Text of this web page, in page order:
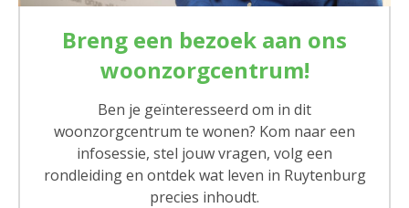
Breng een bezoek aan ons
woonzorgcentrum!
Ben je geïnteresseerd om in dit
woonzorgcentrum te wonen? Kom naar een
infosessie, stel jouw vragen, volg een
rondleiding en ontdek wat leven in Ruytenburg
precies inhoudt.